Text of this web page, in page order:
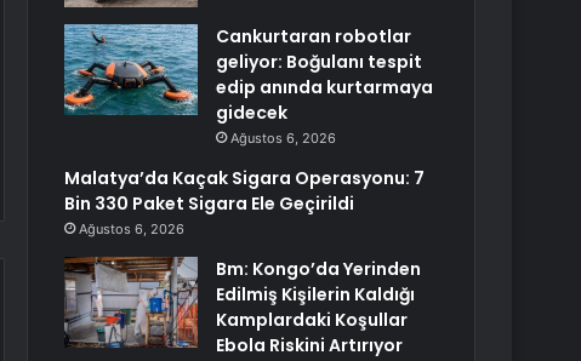
Cankurtaran robotlar
geliyor: Boğulanı tespit
edip anında kurtarmaya
gidecek
Ağustos 6, 2026
Malatya’da Kaçak Sigara Operasyonu: 7
Bin 330 Paket Sigara Ele Geçirildi
Ağustos 6, 2026
Bm: Kongo’da Yerinden
Edilmiş Kişilerin Kaldığı
Kamplardaki Koşullar
Ebola Riskini Artırıyor